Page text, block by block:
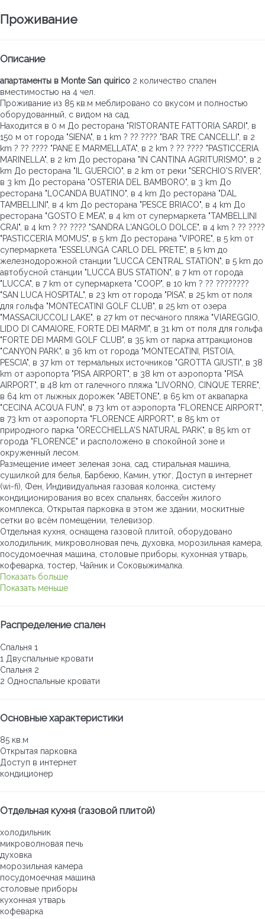
Проживание
Описание
апартаменты в Monte San quirico 2 количество спален
вместимостью на 4 чел.
Проживание из 85 кв.м меблировано со вкусом и полностью
оборудованный, с видом на сад.
Находится в 0 м До ресторана "RISTORANTE FATTORIA SARDI", в
150 м от города "SIENA", в 1 km ? ?? ???? "BAR TRE CANCELLI", в 2
km ? ?? ???? "PANE E MARMELLATA", в 2 km ? ?? ???? "PASTICCERIA
MARINELLA", в 2 km До ресторана "IN CANTINA AGRITURISMO", в 2
km До ресторана "IL GUERCIO", в 2 km от реки "SERCHIO'S RIVER",
в 3 km До ресторана "OSTERIA DEL BAMBORO", в 3 km До
ресторана "LOCANDA BUATINO", в 4 km До ресторана "DAL
TAMBELLINI", в 4 km До ресторана "PESCE BRIACO", в 4 km До
ресторана "GOSTO E MEA", в 4 km от супермаркета "TAMBELLINI
CRAI", в 4 km ? ?? ???? "SANDRA L'ANGOLO DOLCE", в 4 km ? ?? ????
"PASTICCERIA MOMUS", в 5 km До ресторана "VIPORE", в 5 km от
супермаркета "ESSELUNGA CARLO DEL PRETE", в 5 km до
железнодорожной станции "LUCCA CENTRAL STATION", в 5 km до
автобусной станции "LUCCA BUS STATION", в 7 km от города
"LUCCA", в 7 km от супермаркета "COOP", в 10 km ? ?? ????????
"SAN LUCA HOSPITAL", в 23 km от города "PISA", в 25 km от поля
для гольфа "MONTECATINI GOLF CLUB", в 25 km от озера
"MASSACIUCCOLI LAKE", в 27 km от песчаного пляжа "VIAREGGIO,
LIDO DI CAMAIORE, FORTE DEI MARMI", в 31 km от поля для гольфа
"FORTE DEI MARMI GOLF CLUB", в 35 km от парка аттракционов
"CANYON PARK", в 36 km от города "MONTECATINI, PISTOIA,
PESCIA", в 37 km от термальных источников "GROTTA GIUSTI", в 38
km от аэропорта "PISA AIRPORT", в 38 km от аэропорта "PISA
AIRPORT", в 48 km от галечного пляжа "LIVORNO, CINQUE TERRE",
в 64 km от лыжных дорожек "ABETONE", в 65 km от аквапарка
"CECINA ACQUA FUN", в 73 km от аэропорта "FLORENCE AIRPORT",
в 73 km от аэропорта "FLORENCE AIRPORT", в 85 km от
природного парка "ORECCHIELLA'S NATURAL PARK", в 85 km от
города "FLORENCE" и расположено в спокойной зоне и
окруженный лесом.
Размещение имеет зеленая зона, сад, стиральная машина,
сушилкой для белья, Барбекю, Камин, утюг, Доступ в интернет
(wi-fi), Фен, Индивидуальная газовая колонка, систему
кондиционирования во всех спальнях, бассейн жилого
комплекса, Открытая парковка в этом же здании, москитные
сетки во всём помещении, телевизор.
Отдельная кухня, оснащена газовой плитой, оборудовано
холодильник, микроволновая печь, духовка, морозильная камера,
посудомоечная машина, столовые приборы, кухонная утварь,
кофеварка, тостер, Чайник и Соковыжималка.
Показать больше
Показать меньше
Распределение спален
Спальня 1
1 Двуспальные кровати
Спальня 2
2 Односпальные кровати
Основные характеристики
85 кв.м
Открытая парковка
Доступ в интернет
кондиционер
Отдельная кухня (газовой плитой)
холодильник
микроволновая печь
духовка
морозильная камера
посудомоечная машина
столовые приборы
кухонная утварь
кофеварка